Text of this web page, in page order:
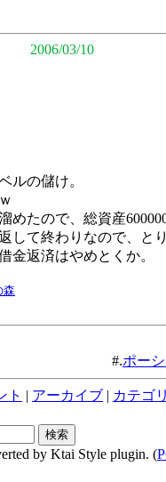
2006/03/10
ルの儲け。
めたので、総資産
して終わりなので、と
金返済はやめとくか。
森
#.ポー
ト | アーカイブ | カテゴ
by Ktai Style plugin. (